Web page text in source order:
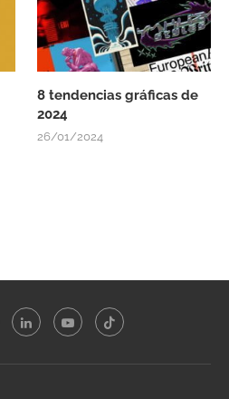
8 tendencias gráficas de
2024
26/01/2024